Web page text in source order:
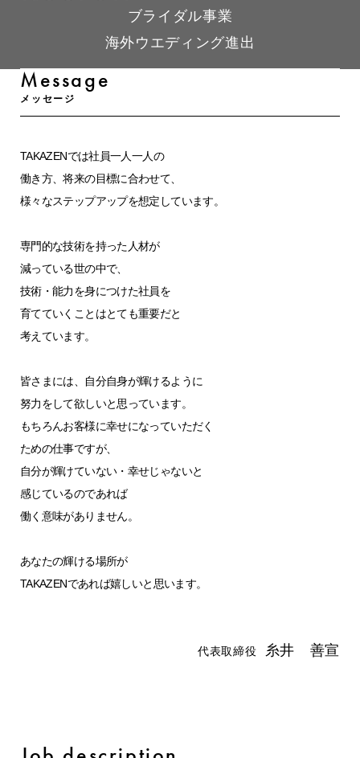
ブライダル事業
海外ウエディング進出
Message
メッセージ
TAKAZENでは社員一人一人の
働き方、将来の目標に合わせて、
様々なステップアップを想定しています。
専門的な技術を持った人材が
減っている世の中で、
技術・能力を身につけた社員を
育てていくことはとても重要だと
考えています。
皆さまには、自分自身が輝けるように
努力をして欲しいと思っています。
もちろんお客様に幸せになっていただく
ための仕事ですが、
自分が輝けていない・幸せじゃないと
感じているのであれば
働く意味がありません。
あなたの輝ける場所が
TAKAZENであれば嬉しいと思います。
代表取締役 糸井 善宣